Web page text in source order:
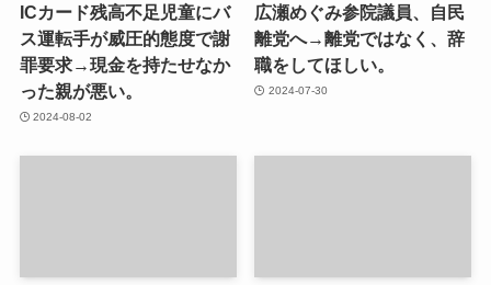
ICカード残高不足児童にバ
ス運転手が威圧的態度で謝
罪要求→現金を持たせなか
った親が悪い。
2024-08-02
広瀬めぐみ参院議員、自民
離党へ→離党ではなく、辞
職をしてほしい。
2024-07-30